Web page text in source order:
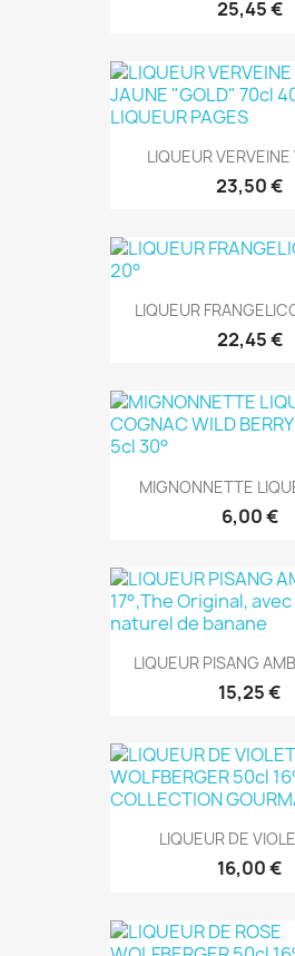
25,45 €
LIQUEUR VERVEINE
23,50 €
LIQUEUR
22,45 €
MIGNONNETTE
6,00 €
LIQUEUR PISANG
15,25 €
LIQUEUR DE
16,00 €